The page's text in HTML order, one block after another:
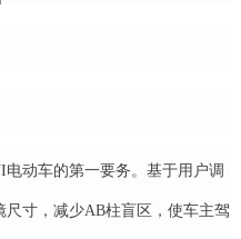
动车的第一要务。基于用户调
寸，减少AB柱盲区，使车主驾